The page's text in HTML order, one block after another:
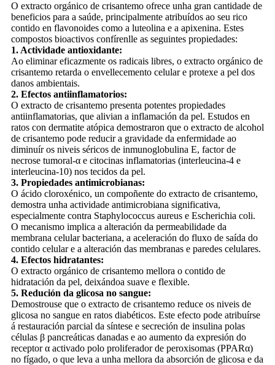
O extracto orgánico de crisantemo ofrece unha gran cantidade de
beneficios para a saúde, principalmente atribuídos ao seu rico
contido en flavonoides como a luteolina e a apixenina. Estes
compostos bioactivos confírenlle as seguintes propiedades:
1. Actividade antioxidante:
Ao eliminar eficazmente os radicais libres, o extracto orgánico de
crisantemo retarda o envellecemento celular e protexe a pel dos
danos ambientais.
2. Efectos antiinflamatorios:
O extracto de crisantemo presenta potentes propiedades
antiinflamatorias, que alivian a inflamación da pel. Estudos en
ratos con dermatite atópica demostraron que o extracto de alcohol
de crisantemo pode reducir a gravidade da enfermidade ao
diminuír os niveis séricos de inmunoglobulina E, factor de
necrose tumoral-α e citocinas inflamatorias (interleucina-4 e
interleucina-10) nos tecidos da pel.
3. Propiedades antimicrobianas:
O ácido cloroxénico, un compoñente do extracto de crisantemo,
demostra unha actividade antimicrobiana significativa,
especialmente contra Staphylococcus aureus e Escherichia coli.
O mecanismo implica a alteración da permeabilidade da
membrana celular bacteriana, a aceleración do fluxo de saída do
contido celular e a alteración das membranas e paredes celulares.
4. Efectos hidratantes:
O extracto orgánico de crisantemo mellora o contido de
hidratación da pel, deixándoa suave e flexible.
5. Redución da glicosa no sangue:
Demostrouse que o extracto de crisantemo reduce os niveis de
glicosa no sangue en ratos diabéticos. Este efecto pode atribuírse
á restauración parcial da síntese e secreción de insulina polas
células β pancreáticas danadas e ao aumento da expresión do
receptor α activado polo proliferador de peroxisomas (PPARα)
no fígado, o que leva a unha mellora da absorción de glicosa e da